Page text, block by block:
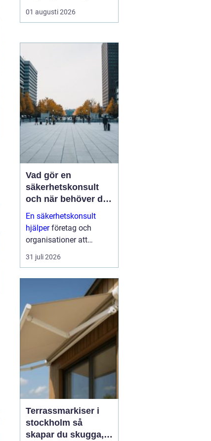
ropande utropare till
snabba klick på mobilen
har förändrats, men
kärnan är densamma:
mötet mellan säljare
som vill få u...
01 augusti 2026
Vad gör en
säkerhetskonsult
och när behöver du
en?
En säkerhetskonsult
hjälperföretag och
organisationer att
förebygga inbrott,
sabotage och andra
och verksamheter. Fokus
ligger på fysisk säkerhet:
väggar, dörrar, glas, p...
31 juli 2026
Terrassmarkiser i
stockholm så
skapar du skugga,